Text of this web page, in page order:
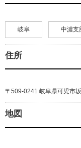
岐阜 中濃支
住所
〒509-0241 岐阜県可児市
地図